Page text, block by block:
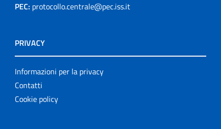
PEC: protocollo.centrale@pec.iss.it
PRIVACY
Informazioni per la privacy
Contatti
Cookie policy